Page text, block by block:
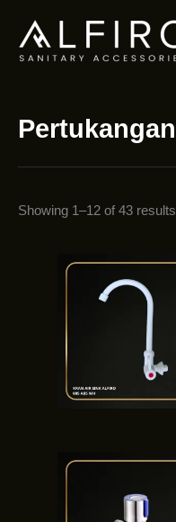
content
Pertukangan
Showing 1–12 of 43 results